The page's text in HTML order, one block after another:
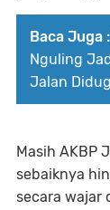
Baca Juga :
Nguling
Jalan
Masih AKBP
sebaiknya
secara wajar